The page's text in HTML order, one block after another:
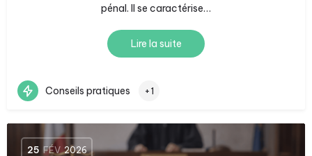
pénal. Il se caractérise…
Lire la suite
Conseils pratiques +1
25 FÉV 2026